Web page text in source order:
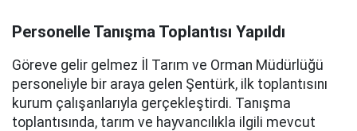
Personelle Tanışma Toplantısı Yapıldı
Göreve gelir gelmez İl Tarım ve Orman Müdürlüğü
personeliyle bir araya gelen Şentürk, ilk toplantısını
kurum çalışanlarıyla gerçekleştirdi. Tanışma
toplantısında, tarım ve hayvancılıkla ilgili mevcut